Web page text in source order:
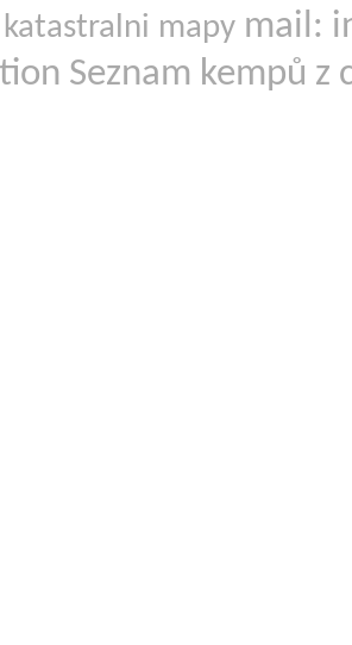
katastralni mapy mail:
Seznam kempů z